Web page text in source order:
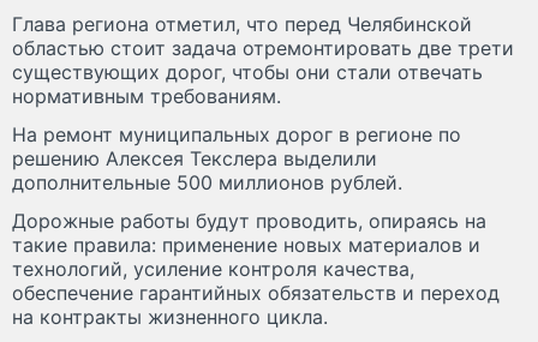
Глава региона отметил, что перед Челябинской
областью стоит задача отремонтировать две трети
существующих дорог, чтобы они стали отвечать
нормативным требованиям.
На ремонт муниципальных дорог в регионе по
решению Алексея Текслера выделили
дополнительные 500 миллионов рублей.
Дорожные работы будут проводить, опираясь на
такие правила: применение новых материалов и
технологий, усиление контроля качества,
обеспечение гарантийных обязательств и переход
на контракты жизненного цикла.